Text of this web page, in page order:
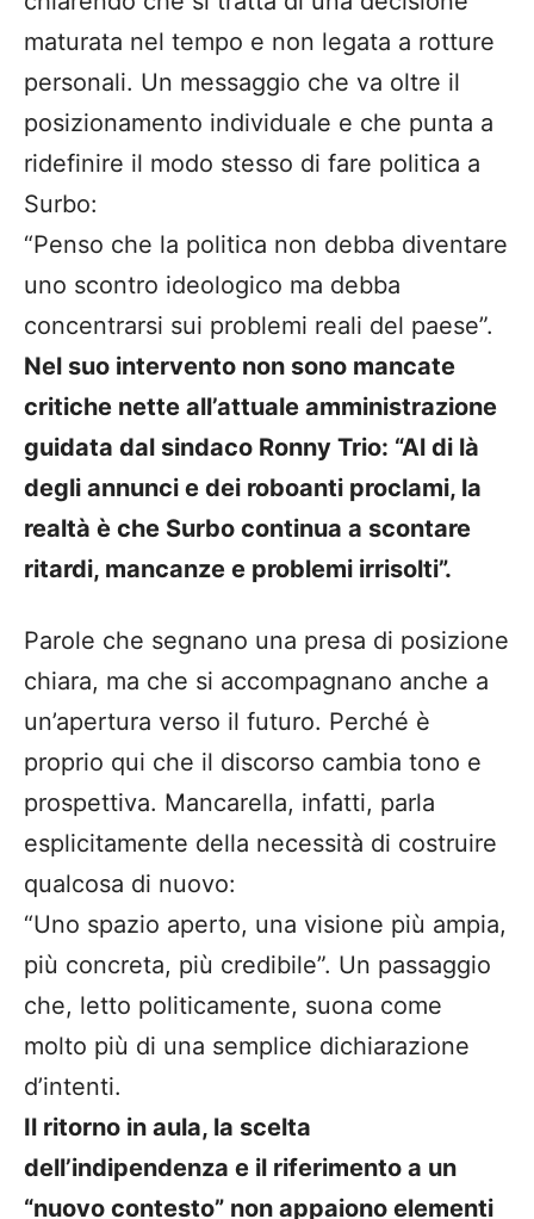
maturata nel tempo e non legata a rotture
personali. Un messaggio che va oltre il
posizionamento individuale e che punta a
ridefinire il modo stesso di fare politica a
Surbo:
“Penso che la politica non debba diventare
uno scontro ideologico ma debba
concentrarsi sui problemi reali del paese”.
Nel suo intervento non sono mancate
critiche nette all’attuale amministrazione
guidata dal sindaco Ronny Trio: “Al di là
degli annunci e dei roboanti proclami, la
realtà è che Surbo continua a scontare
ritardi, mancanze e problemi irrisolti”.
Parole che segnano una presa di posizione
chiara, ma che si accompagnano anche a
un’apertura verso il futuro. Perché è
proprio qui che il discorso cambia tono e
prospettiva. Mancarella, infatti, parla
esplicitamente della necessità di costruire
qualcosa di nuovo:
“Uno spazio aperto, una visione più ampia,
più concreta, più credibile”. Un passaggio
che, letto politicamente, suona come
molto più di una semplice dichiarazione
d’intenti.
Il ritorno in aula, la scelta
dell’indipendenza e il riferimento a un
“nuovo contesto” non appaiono elementi